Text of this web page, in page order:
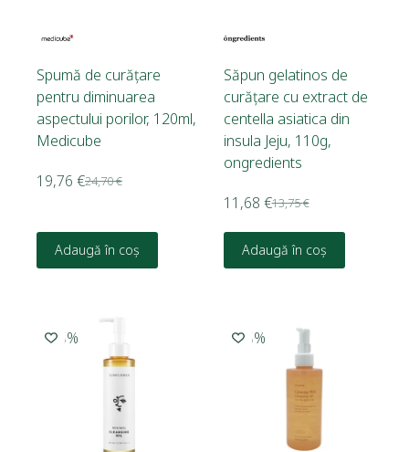
Spumă de curățare
pentru diminuarea
aspectului porilor, 120ml,
Medicube
24,70€
19,76 €
Adaugă în coș
Săpun gelatinos de
curățare cu extract de
centella asiatica din
insula Jeju, 110g,
ongredients
13,75€
11,68 €
Adaugă în coș
-15% -15%